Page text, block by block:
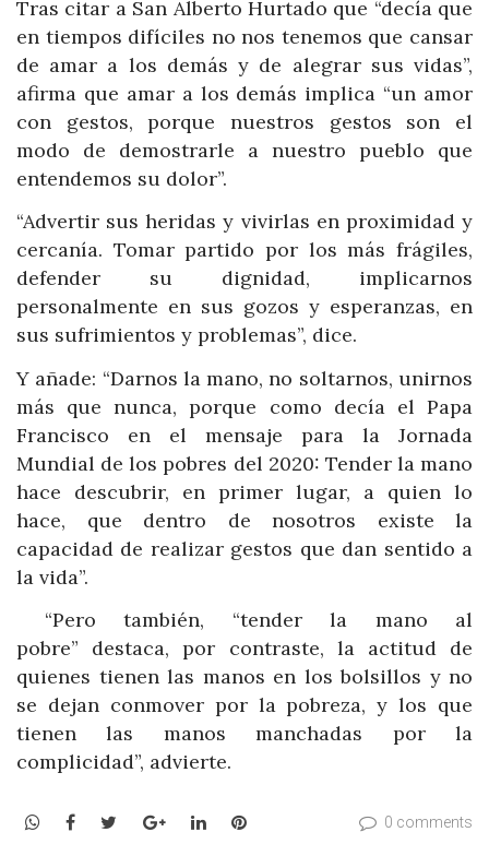
Tras citar a San Alberto Hurtado que “decía que
en tiempos difíciles no nos tenemos que cansar
de amar a los demás y de alegrar sus vidas”,
afirma que amar a los demás implica “un amor
con gestos, porque nuestros gestos son el
modo de demostrarle a nuestro pueblo que
entendemos su dolor”.
“Advertir sus heridas y vivirlas en proximidad y
cercanía. Tomar partido por los más frágiles,
defender su dignidad, implicarnos
personalmente en sus gozos y esperanzas, en
sus sufrimientos y problemas”, dice.
Y añade: “Darnos la mano, no soltarnos, unirnos
más que nunca, porque como decía el Papa
Francisco en el mensaje para la Jornada
Mundial de los pobres del 2020: Tender la mano
hace descubrir, en primer lugar, a quien lo
hace, que dentro de nosotros existe la
capacidad de realizar gestos que dan sentido a
la vida”.
“Pero también,
“tender la mano al
pobre”
destaca, por contraste, la actitud de
quienes tienen las manos en los bolsillos y no
se dejan conmover por la pobreza, y los que
tienen las manos manchadas por la
complicidad”, advierte.
WhatsApp
Facebook
TwitterGoogle+LinkedInPinterest 0 comments